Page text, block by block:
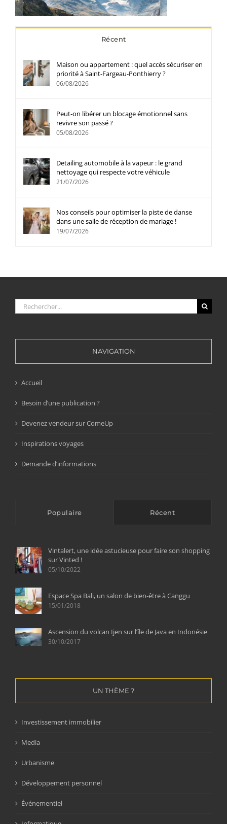
Récent
Maison ou appartement : quel accès sécuriser en
priorité à Saint-Fargeau-Ponthierry ?
06/08/2026
Peut-on libérer un blocage émotionnel sans
revivre son passé ?
05/08/2026
Detailing automobile à la vapeur : le grand
nettoyage qui respecte votre véhicule
21/07/2026
Nos conseils pour optimiser la piste de danse
dans une salle de réception de mariage !
19/07/2026
Rechercher:
NAVIGATION
Accueil
Besoin d’une publication ?
Devenez vendeur sur ComeUp
Inspirations voyages
Demande d’informations
Populaire Récent
Vintalert, une idée astucieuse pour faire son shopping
sur Vinted !
05/10/2022
Espace Spa Bali, un salon de bien-être à Canggu
15/01/2018
Ascension du volcan Ijen sur l’île de Java en Indonésie
30/10/2017
UN THÈME ?
Investissement immobilier
Media
Urbanisme
Développement personnel
Événementiel